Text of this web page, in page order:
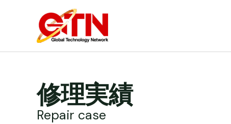
修理実績
Repair case